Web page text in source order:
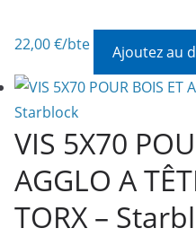
22,00€/bte Ajoutez au
VIS 5X70
AGGLO A
TORX –